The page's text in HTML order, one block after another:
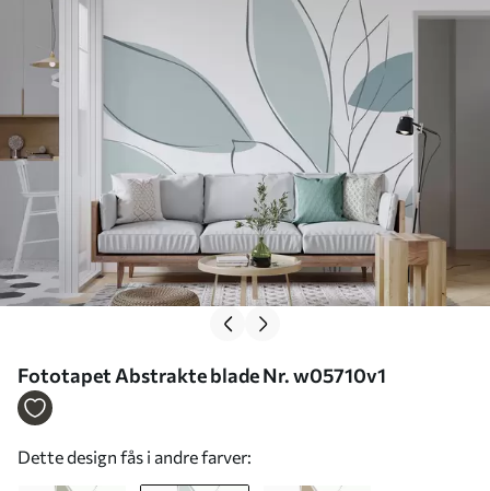
Fototapet Abstrakte blade Nr. w05710v1
Dette design fås i andre farver: